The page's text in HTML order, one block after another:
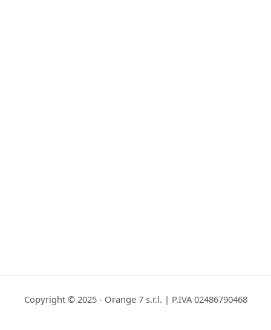
Copyright © 2025 - Orange 7 s.r.l. | P.IVA 02486790468